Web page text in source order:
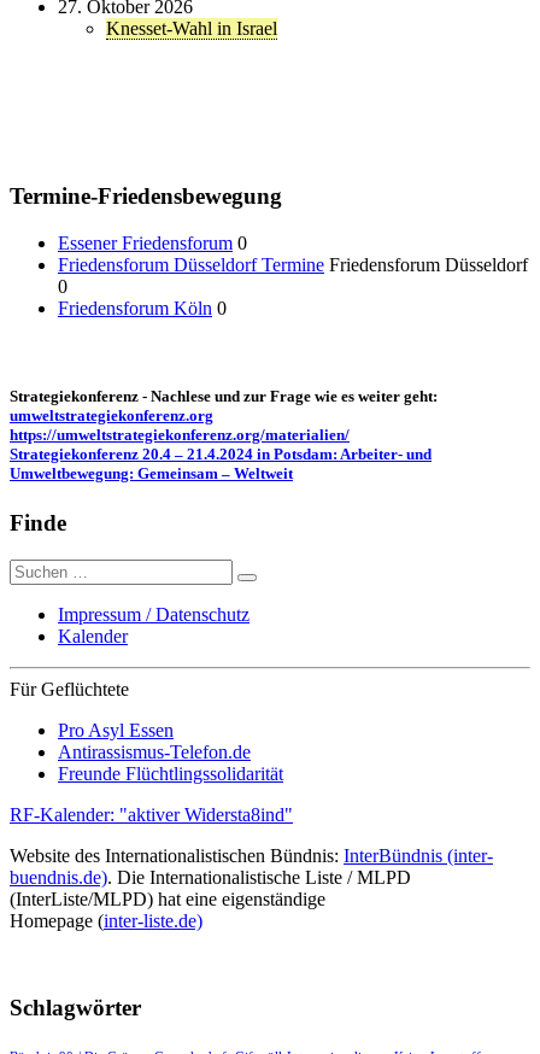
27. Oktober 2026
Knesset-Wahl in Israel
Termine-Friedensbewegung
Essener Friedensforum 0
Friedensforum Düsseldorf Termine Friedensforum Düsseldorf
0
Friedensforum Köln 0
Strategiekonferenz - Nachlese und zur Frage wie es weiter geht:
umweltstrategiekonferenz.org
https://umweltstrategiekonferenz.org/materialien/
Strategiekonferenz 20.4 – 21.4.2024 in Potsdam: Arbeiter- und
Umweltbewegung: Gemeinsam – Weltweit
Finde
Suche
nach:
Impressum / Datenschutz
Kalender
Für Geflüchtete
Pro Asyl Essen
Antirassismus-Telefon.de
Freunde Flüchtlingssolidarität
RF-Kalender: "aktiver Widersta8ind"
Website des Internationalistischen Bündnis: InterBündnis (inter-
buendnis.de). Die Internationalistische Liste / MLPD
(InterListe/MLPD) hat eine eigenständige
Homepage (inter-liste.de)
Schlagwörter